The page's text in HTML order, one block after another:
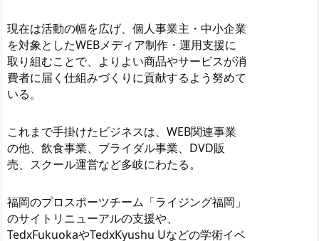
現在は活動の幅を広げ、個人事業主・中小企業
を対象としたWEBメディア制作・運用支援に
取り組むことで、よりよい商品やサービスが消
費者に届く仕組みづくりに貢献するよう努めて
いる。
これまで手掛けたビジネスは、WEB関連事業
の他、飲食事業、ブライダル事業、DVD販
売、スクール運営など多岐にわたる。
福岡のプロスポーツチーム「ライジング福岡」
のサイトリニューアルの支援や、
TedxFukuokaやTedxKyushu Uなどの学術イベ